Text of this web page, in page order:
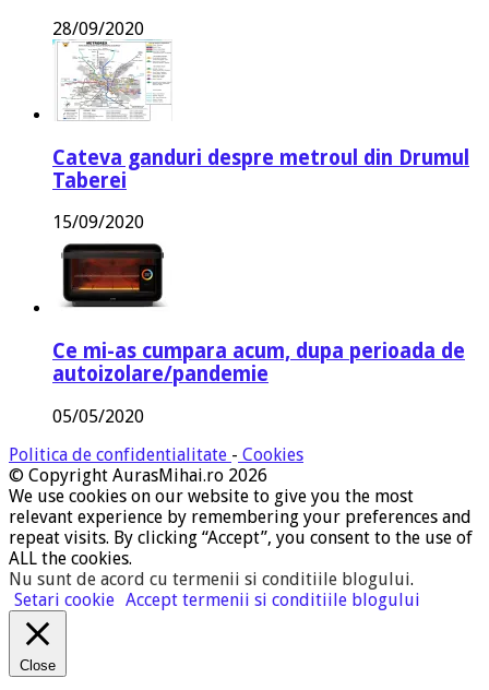
28/09/2020
Cateva ganduri despre metroul din Drumul
Taberei
15/09/2020
Ce mi-as cumpara acum, dupa perioada de
autoizolare/pandemie
05/05/2020
Politica de confidentialitate - Cookies
© Copyright AurasMihai.ro 2026
We use cookies on our website to give you the most
relevant experience by remembering your preferences and
repeat visits. By clicking “Accept”, you consent to the use of
ALL the cookies.
Nu sunt de acord cu termenii si conditiile blogului.
Setari cookie Accept termenii si conditiile blogului
Close